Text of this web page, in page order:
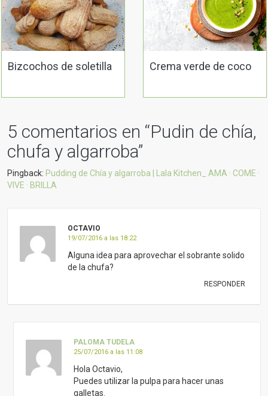
Bizcochos de soletilla Crema verde de coco
5 comentarios en “Pudin de chía,
chufa y algarroba”
Pingback: Pudding de Chía y algarroba | Lala Kitchen_ AMA · COME ·
VIVE · BRILLA
OCTAVIO
19/07/2016 a las 18:22
Alguna idea para aprovechar el sobrante solido
de la chufa?
RESPONDER
PALOMA TUDELA
25/07/2016 a las 11:08
Hola Octavio,
Puedes utilizar la pulpa para hacer unas
galletas.